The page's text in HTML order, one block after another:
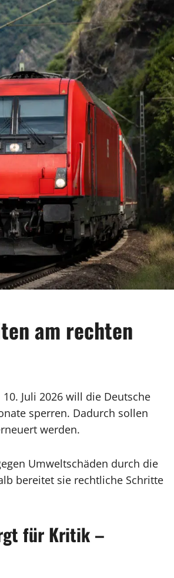
am rechten
Juli 2026 will die Deutsche
sperren. Dadurch sollen
werden.
Umweltschäden durch die
bereitet sie rechtliche Schritte
für Kritik –